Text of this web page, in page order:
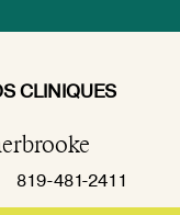
CLINIQUES
819-481-2411